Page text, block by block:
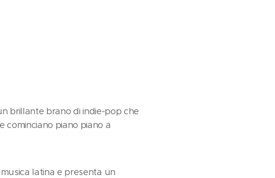
brillante brano di indie-pop che
cominciano piano piano a
latina e presenta un